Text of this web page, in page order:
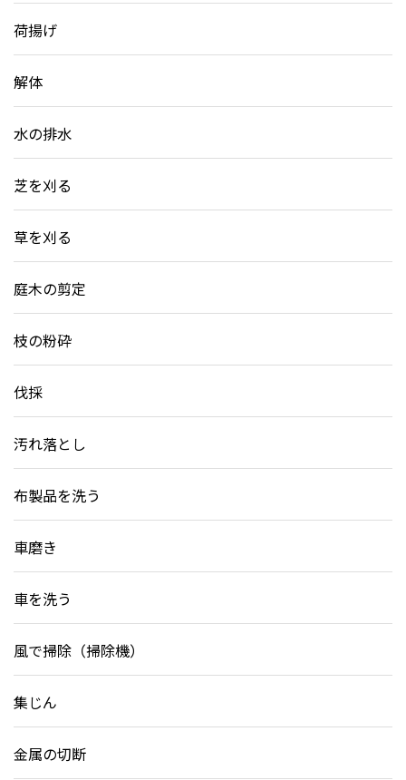
荷揚げ
解体
水の排水
芝を刈る
草を刈る
庭木の剪定
枝の粉砕
伐採
汚れ落とし
布製品を洗う
車磨き
車を洗う
風で掃除（掃除機）
集じん
金属の切断